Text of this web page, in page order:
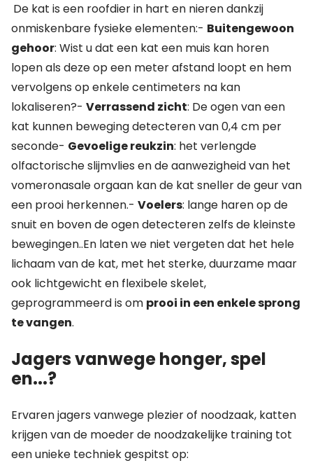
De kat is een roofdier in hart en nieren dankzij
onmiskenbare fysieke elementen:- Buitengewoon
gehoor: Wist u dat een kat een muis kan horen
lopen als deze op een meter afstand loopt en hem
vervolgens op enkele centimeters na kan
lokaliseren?- Verrassend zicht: De ogen van een
kat kunnen beweging detecteren van 0,4 cm per
seconde- Gevoelige reukzin: het verlengde
olfactorische slijmvlies en de aanwezigheid van het
vomeronasale orgaan kan de kat sneller de geur van
een prooi herkennen.- Voelers: lange haren op de
snuit en boven de ogen detecteren zelfs de kleinste
bewegingen..En laten we niet vergeten dat het hele
lichaam van de kat, met het sterke, duurzame maar
ook lichtgewicht en flexibele skelet,
geprogrammeerd is om prooi in een enkele sprong
te vangen.
Jagers vanwege honger, spel
en...?
Ervaren jagers vanwege plezier of noodzaak, katten
krijgen van de moeder de noodzakelijke training tot
een unieke techniek gespitst op: